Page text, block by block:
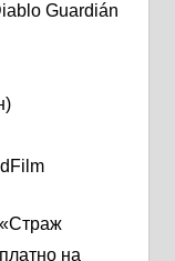
Guardián
на